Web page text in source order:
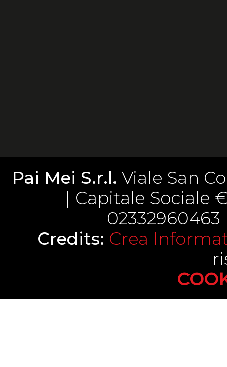
Pai Mei S.r.l. Viale San
| Capitale Sociale
02332960463
Credits: Crea